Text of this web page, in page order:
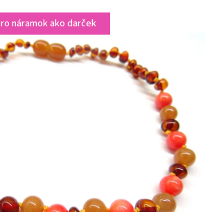
náramok ako darček